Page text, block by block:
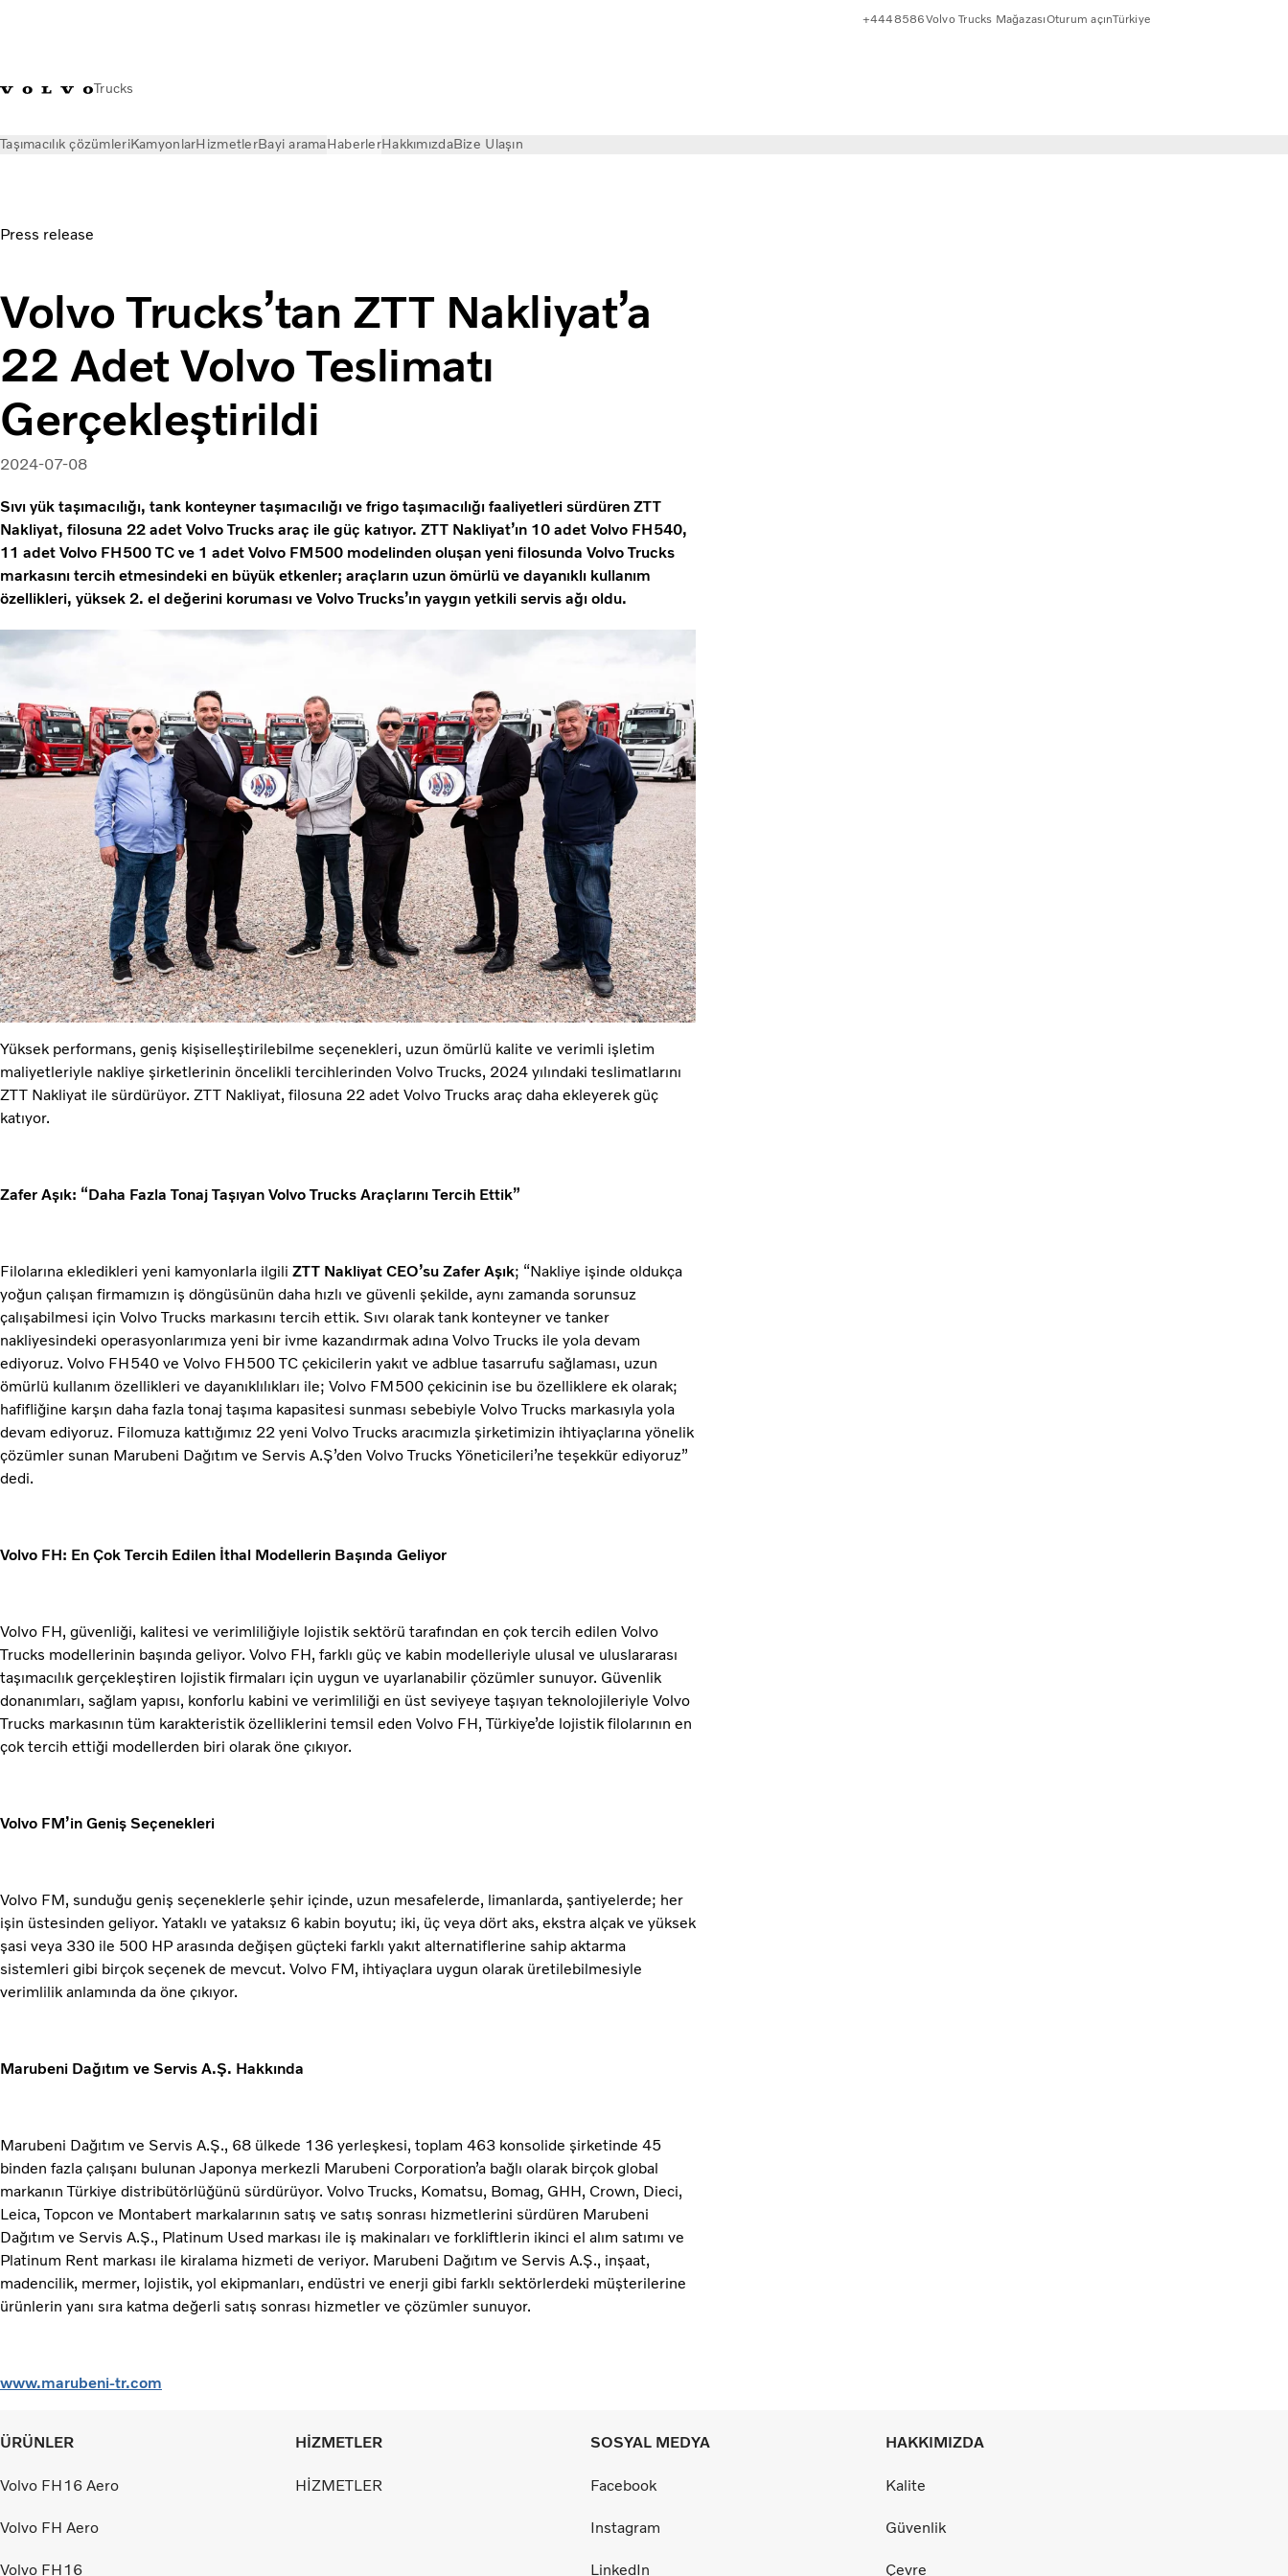
Trucks
+4448586Volvo Trucks MağazasıOturum açınTürkiye
Taşımacılık çözümleriKamyonlarHizmetlerBayi aramaHaberlerHakkımızdaBize Ulaşın
Press release
Volvo Trucks’tan ZTT Nakliyat’a
22 Adet Volvo Teslimatı
Gerçekleştirildi
2024-07-08
Sıvı yük taşımacılığı, tank konteyner taşımacılığı ve frigo taşımacılığı faaliyetleri sürdüren ZTT
Nakliyat, filosuna 22 adet Volvo Trucks araç ile güç katıyor. ZTT Nakliyat’ın 10 adet Volvo FH540,
11 adet Volvo FH500 TC ve 1 adet Volvo FM500 modelinden oluşan yeni filosunda Volvo Trucks
markasını tercih etmesindeki en büyük etkenler; araçların uzun ömürlü ve dayanıklı kullanım
özellikleri, yüksek 2. el değerini koruması ve Volvo Trucks’ın yaygın yetkili servis ağı oldu.
Yüksek performans, geniş kişiselleştirilebilme seçenekleri, uzun ömürlü kalite ve verimli işletim
maliyetleriyle nakliye şirketlerinin öncelikli tercihlerinden Volvo Trucks, 2024 yılındaki teslimatlarını
ZTT Nakliyat ile sürdürüyor. ZTT Nakliyat, filosuna 22 adet Volvo Trucks araç daha ekleyerek güç
katıyor.
Zafer Aşık: “Daha Fazla Tonaj Taşıyan Volvo Trucks Araçlarını Tercih Ettik”
Filolarına ekledikleri yeni kamyonlarla ilgili ZTT Nakliyat CEO’su Zafer Aşık; “Nakliye işinde oldukça
yoğun çalışan firmamızın iş döngüsünün daha hızlı ve güvenli şekilde, aynı zamanda sorunsuz
çalışabilmesi için Volvo Trucks markasını tercih ettik. Sıvı olarak tank konteyner ve tanker
nakliyesindeki operasyonlarımıza yeni bir ivme kazandırmak adına Volvo Trucks ile yola devam
ediyoruz. Volvo FH540 ve Volvo FH500 TC çekicilerin yakıt ve adblue tasarrufu sağlaması, uzun
ömürlü kullanım özellikleri ve dayanıklılıkları ile; Volvo FM500 çekicinin ise bu özelliklere ek olarak;
hafifliğine karşın daha fazla tonaj taşıma kapasitesi sunması sebebiyle Volvo Trucks markasıyla yola
devam ediyoruz. Filomuza kattığımız 22 yeni Volvo Trucks aracımızla şirketimizin ihtiyaçlarına yönelik
çözümler sunan Marubeni Dağıtım ve Servis A.Ş’den Volvo Trucks Yöneticileri’ne teşekkür ediyoruz”
dedi.
Volvo FH: En Çok Tercih Edilen İthal Modellerin Başında Geliyor
Volvo FH, güvenliği, kalitesi ve verimliliğiyle lojistik sektörü tarafından en çok tercih edilen Volvo
Trucks modellerinin başında geliyor. Volvo FH, farklı güç ve kabin modelleriyle ulusal ve uluslararası
taşımacılık gerçekleştiren lojistik firmaları için uygun ve uyarlanabilir çözümler sunuyor. Güvenlik
donanımları, sağlam yapısı, konforlu kabini ve verimliliği en üst seviyeye taşıyan teknolojileriyle Volvo
Trucks markasının tüm karakteristik özelliklerini temsil eden Volvo FH, Türkiye’de lojistik filolarının en
çok tercih ettiği modellerden biri olarak öne çıkıyor.
Volvo FM’in Geniş Seçenekleri
Volvo FM, sunduğu geniş seçeneklerle şehir içinde, uzun mesafelerde, limanlarda, şantiyelerde; her
işin üstesinden geliyor. Yataklı ve yataksız 6 kabin boyutu; iki, üç veya dört aks, ekstra alçak ve yüksek
şasi veya 330 ile 500 HP arasında değişen güçteki farklı yakıt alternatiflerine sahip aktarma
sistemleri gibi birçok seçenek de mevcut. Volvo FM, ihtiyaçlara uygun olarak üretilebilmesiyle
verimlilik anlamında da öne çıkıyor.
Marubeni Dağıtım ve Servis A.Ş. Hakkında
Marubeni Dağıtım ve Servis A.Ş., 68 ülkede 136 yerleşkesi, toplam 463 konsolide şirketinde 45
binden fazla çalışanı bulunan Japonya merkezli Marubeni Corporation’a bağlı olarak birçok global
markanın Türkiye distribütörlüğünü sürdürüyor. Volvo Trucks, Komatsu, Bomag, GHH, Crown, Dieci,
Leica, Topcon ve Montabert markalarının satış ve satış sonrası hizmetlerini sürdüren Marubeni
Dağıtım ve Servis A.Ş., Platinum Used markası ile iş makinaları ve forkliftlerin ikinci el alım satımı ve
Platinum Rent markası ile kiralama hizmeti de veriyor. Marubeni Dağıtım ve Servis A.Ş., inşaat,
madencilik, mermer, lojistik, yol ekipmanları, endüstri ve enerji gibi farklı sektörlerdeki müşterilerine
ürünlerin yanı sıra katma değerli satış sonrası hizmetler ve çözümler sunuyor.
www.marubeni-tr.com
ÜRÜNLER
Volvo FH16 Aero
Volvo FH Aero
Volvo FH16
HİZMETLER
HİZMETLER
SOSYAL MEDYA
Facebook
Instagram
LinkedIn
HAKKIMIZDA
Kalite
Güvenlik
Çevre